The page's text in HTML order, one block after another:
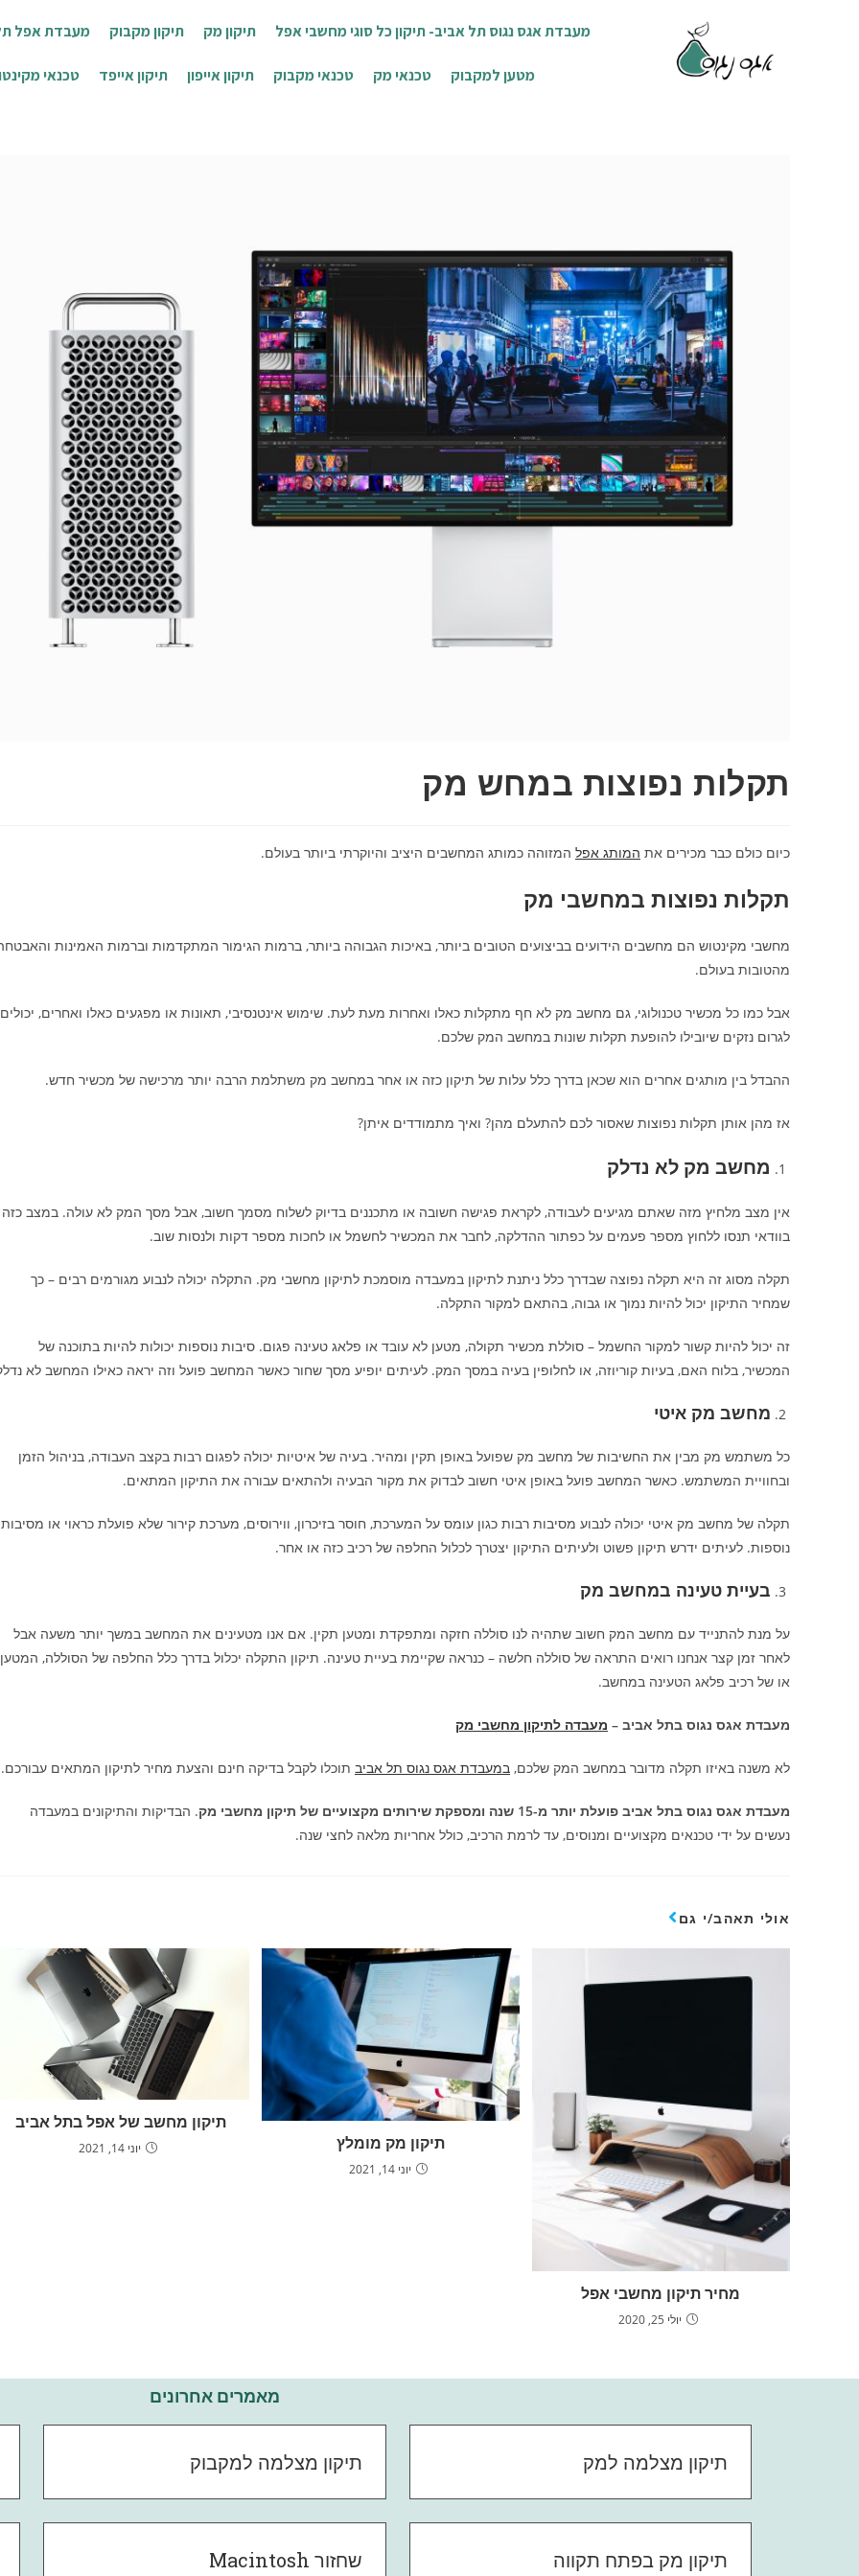
מעבדת אגס נגוס תל אביב- תיקון כל סוגי מחשבי אפל תיקון מק תיקון מקבוק מעבדת אפל
מטען למקבוק טכנאי מק טכנאי מקבוק תיקון אייפון תיקון אייפד טכנאי
תקלות נפוצות במחש מק
כיום כולם כבר מכירים את המותג אפל המזוהה כמותג המחשבים היציב והיוקרתי ביותר בעולם.
תקלות נפוצות במחשבי מק
מחשבי מקינטוש הם מחשבים הידועים בביצועים הטובים ביותר, באיכות הגבוהה ביותר, ברמות הגימור המתקדמות וברמות האמינות
מהטובות בעולם.
אבל כמו כל מכשיר טכנולוגי, גם מחשב מק לא חף מתקלות כאלו ואחרות מעת לעת. שימוש אינטנסיבי, תאונות או מפגעים כאלו ואחרים, יכולים
לגרום נזקים שיובילו להופעת תקלות שונות במחשב המק שלכם.
ההבדל בין מותגים אחרים הוא שכאן בדרך כלל עלות של תיקון כזה או אחר במחשב מק משתלמת הרבה יותר מרכישה של מכשיר חדש.
אז מהן אותן תקלות נפוצות שאסור לכם להתעלם מהן? ואיך מתמודדים איתן?
מחשב מק לא נדלק
אין מצב מלחיץ מזה שאתם מגיעים לעבודה, לקראת פגישה חשובה או מתכננים בדיוק לשלוח מסמך חשוב, אבל מסך המק לא עולה. במצב כזה
בוודאי תנסו ללחוץ מספר פעמים על כפתור ההדלקה, לחבר את המכשיר לחשמל או לחכות מספר דקות ולנסות שוב.
תקלה מסוג זה היא תקלה נפוצה שבדרך כלל ניתנת לתיקון במעבדה מוסמכת לתיקון מחשבי מק. התקלה יכולה לנבוע מגורמים רבים – כך
שמחיר התיקון יכול להיות נמוך או גבוה, בהתאם למקור התקלה.
זה יכול להיות קשור למקור החשמל – סוללת מכשיר תקולה, מטען לא עובד או פלאג טעינה פגום. סיבות נוספות יכולות להיות בתוכנה של
המכשיר, בלוח האם, בעיות קוריוזה, או לחלופין בעיה במסך המק. לעיתים יופיע מסך שחור כאשר המחשב פועל וזה יראה כאילו המחשב לא
מחשב מק איטי
כל משתמש מק מבין את החשיבות של מחשב מק שפועל באופן תקין ומהיר. בעיה של איטיות יכולה לפגום רבות בקצב העבודה, בניהול הזמן
ובחוויית המשתמש. כאשר המחשב פועל באופן איטי חשוב לבדוק את מקור הבעיה ולהתאים עבורה את התיקון המתאים.
תקלה של מחשב מק איטי יכולה לנבוע מסיבות רבות כגון עומס על המערכת, חוסר בזיכרון, ווירוסים, מערכת קירור שלא פועלת כראוי או מסיבות
נוספות. לעיתים ידרש תיקון פשוט ולעיתים התיקון יצטרך לכלול החלפה של רכיב כזה או אחר.
בעיית טעינה במחשב מק
על מנת להתנייד עם מחשב המק חשוב שתהיה לנו סוללה חזקה ומתפקדת ומטען תקין. אם אנו מטעינים את המחשב במשך יותר משעה אבל
לאחר זמן קצר אנחנו רואים התראה של סוללה חלשה – כנראה שקיימת בעיית טעינה. תיקון התקלה יכלול בדרך כלל החלפה של הסוללה, המטען
או של רכיב פלאג הטעינה במחשב.
מעבדת אגס נגוס בתל אביב – מעבדה לתיקון מחשבי מק
לא משנה באיזו תקלה מדובר במחשב המק שלכם, במעבדת אגס נגוס תל אביב תוכלו לקבל בדיקה חינם והצעת מחיר לתיקון המתאים עבורכם.
מעבדת אגס נגוס בתל אביב פועלת יותר מ-15 שנה ומספקת שירותים מקצועיים של תיקון מחשבי מק
. הבדיקות והתיקונים במעבדה
נעשים על ידי טכנאים מקצועיים ומנוסים, עד לרמת הרכיב, כולל אחריות מלאה לחצי שנה.
אולי תאהב/י גם
תיקון מחשב של אפל בתל אביב
יוני 14, 2021 תיקון מק מומלץ
יוני 14, 2021
מחיר תיקון מחשבי אפל
יולי 25, 2020
מאמרים אחרונים
תיקון מצלמה למק תיקון מצלמה למקבוק
תיקון מק בפתח תקווה שחזור Macintosh